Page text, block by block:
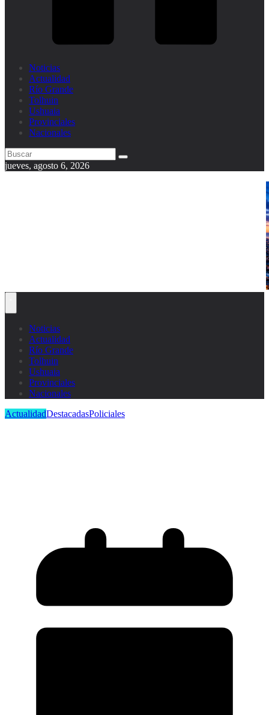
Noticias
Actualidad
Río Grande
Tolhuin
Ushuaia
Provinciales
Nacionales
jueves, agosto 6, 2026
Noticias
Actualidad
Río Grande
Tolhuin
Ushuaia
Provinciales
Nacionales
ActualidadDestacadasPoliciales